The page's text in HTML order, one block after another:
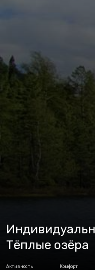
Тёплые озёра
Активность Комфорт